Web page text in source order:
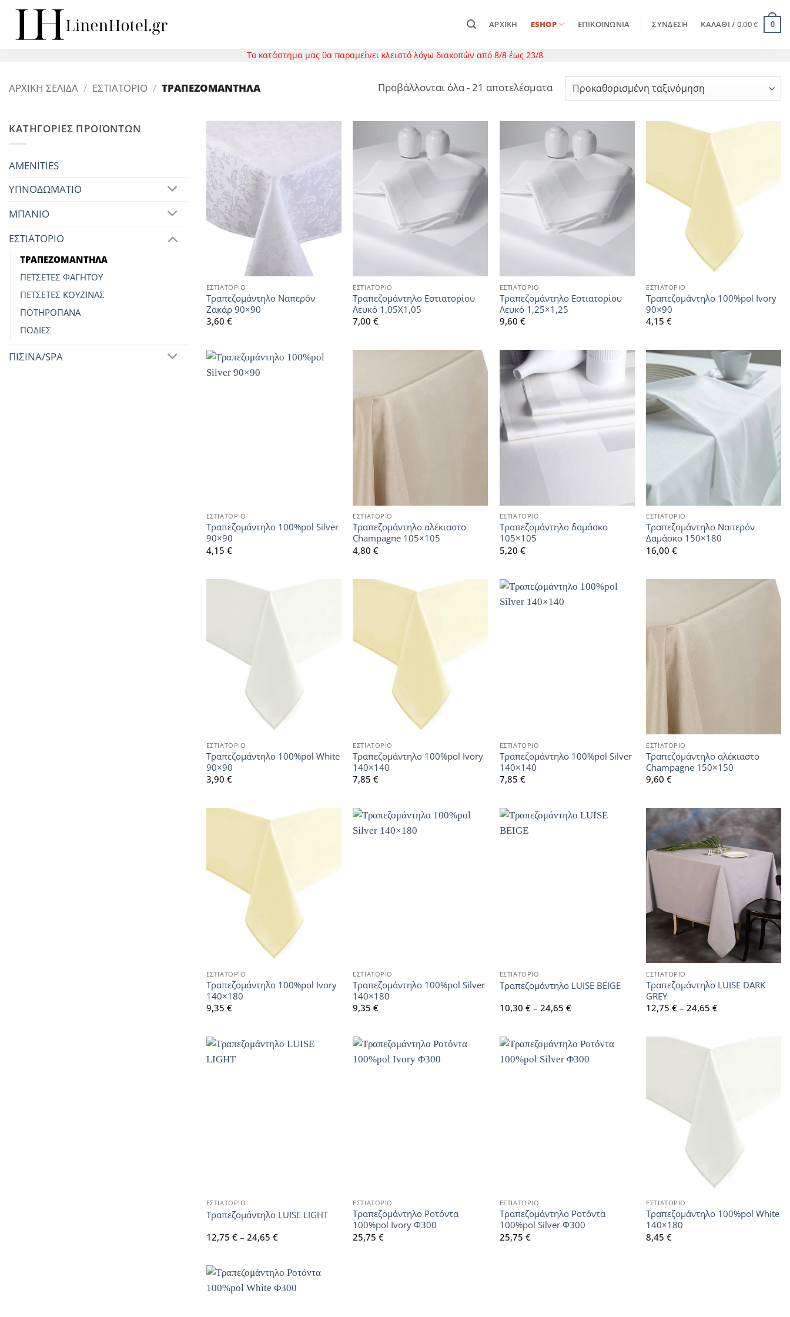
Μετάβαση
περιεχόμενο
ΑΡΧΙΚΉ ESHOP ΕΠΙΚΟΙΝΩΝΊΑ ΣΎΝΔΕΣΗ ΚΑΛΆΘΙ / 0,00€ 0
Το κατάστημα μας θα παραμείνει κλειστό λόγω διακοπών από 8/8 έως 23/8
ΑΡΧΙΚΉ ΣΕΛΊΔΑ / ΕΣΤΙΑΤΟΡΙΟ / ΤΡΑΠΕΖΟΜΑΝΤΗΛΑ Προβάλλονται όλα - 21 αποτελέσματα
ΚΑΤΗΓΟΡΊΕΣ ΠΡΟΪΌΝΤΩΝ
AMENITIES
ΥΠΝΟΔΩΜΑΤΙΟ
ΜΠΑΝΙΟ
ΕΣΤΙΑΤΟΡΙΟ
ΤΡΑΠΕΖΟΜΑΝΤΗΛΑ
ΠΕΤΣΕΤΕΣ ΦΑΓΗΤΟΥ
ΠΕΤΣΕΤΕΣ ΚΟΥΖΙΝΑΣ
ΠΟΤΗΡΟΠΑΝΑ
ΠΟΔΙΕΣ
ΠΙΣΙΝΑ/SPA
ΕΣΤΙΑΤΟΡΙΟ
Τραπεζομάντηλο Ναπερόν
Ζακάρ 90×90
3,60 €
ΕΣΤΙΑΤΟΡΙΟ
Τραπεζομάντηλο Εστιατορίου
Λευκό 1,05Χ1,05
7,00€
ΕΣΤΙΑΤΟΡΙΟ
Τραπεζομάντηλο Εστιατορίου
Λευκό 1,25×1,25
9,60 €
ΕΣΤΙΑΤΟΡΙΟ
Τραπεζομάντηλο 100%pol Ivory
90×90
4,15€
ΕΣΤΙΑΤΟΡΙΟ
Τραπεζομάντηλο 100%pol Silver
90×90
4,15 €
ΕΣΤΙΑΤΟΡΙΟ
Τραπεζομάντηλο αλέκιαστο
Champagne 105×105
4,80€
ΕΣΤΙΑΤΟΡΙΟ
Τραπεζομάντηλο δαμάσκo
105×105
5,20 €
ΕΣΤΙΑΤΟΡΙΟ
Τραπεζομάντηλο Ναπερόν
Δαμάσκο 150×180
16,00€
ΕΣΤΙΑΤΟΡΙΟ
Τραπεζομάντηλο 100%pol White
90×90
3,90 €
ΕΣΤΙΑΤΟΡΙΟ
Τραπεζομάντηλο 100%pol Ivory
140×140
7,85€
ΕΣΤΙΑΤΟΡΙΟ
Τραπεζομάντηλο 100%pol Silver
140×140
7,85 €
ΕΣΤΙΑΤΟΡΙΟ
Τραπεζομάντηλο αλέκιαστο
Champagne 150×150
9,60€
ΕΣΤΙΑΤΟΡΙΟ
Τραπεζομάντηλο 100%pol Ivory
140×180
9,35 €
ΕΣΤΙΑΤΟΡΙΟ
Τραπεζομάντηλο 100%pol Silver
140×180
9,35€
ΕΣΤΙΑΤΟΡΙΟ
Τραπεζομάντηλο LUISE BEIGE
10,30 € – 24,65 €Price
24,65 €
ΕΣΤΙΑΤΟΡΙΟ
Τραπεζομάντηλο LUISE DARK
GREY
12,75€ – 24,65€Price
ΕΣΤΙΑΤΟΡΙΟ
Τραπεζομάντηλο LUISE LIGHT
12,75 € – 24,65 €Price
24,65 €
ΕΣΤΙΑΤΟΡΙΟ
Τραπεζομάντηλο Ροτόντα
100%pol Ivory Φ300
25,75€
ΕΣΤΙΑΤΟΡΙΟ
Τραπεζομάντηλο Ροτόντα
100%pol Silver Φ300
25,75 €
ΕΣΤΙΑΤΟΡΙΟ
Τραπεζομάντηλο 100%pol White
140×180
8,45€